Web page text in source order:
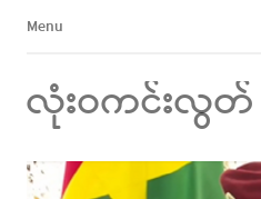
Menu
Menu
လုံးဝကင်းလွတ်